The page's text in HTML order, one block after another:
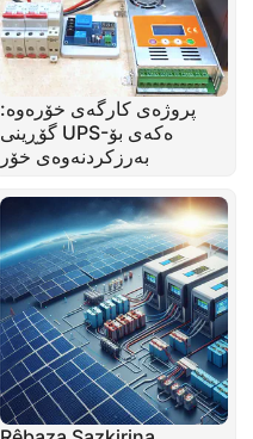
پروژەی کارگەی خۆرەوە:
گۆڕینی UPS-ەکەی بۆ
بەرزکردنەوەی خۆر